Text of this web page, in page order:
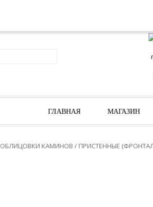
ГЛАВНАЯ МАГАЗИН
ОБЛИЦОВКИ КАМИНОВ / ПРИСТЕННЫЕ